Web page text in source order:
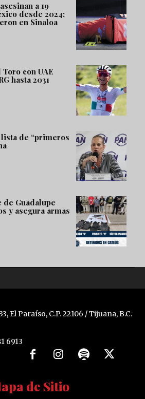
a 19
desde 2024;
en Sinaloa
con UAE
hasta 2031
lista de “primeros
de Guadalupe
y asegura armas
El Paraíso, C.P. 22106 / Tijuana, B.C.
6913
de Sitio